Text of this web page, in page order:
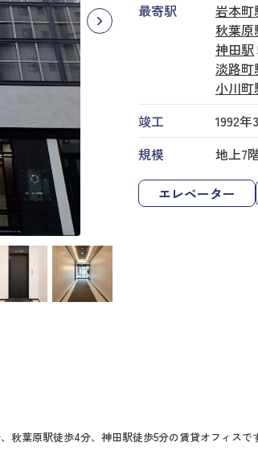
最寄駅
岩本町
秋葉原
神田駅
淡路町
小川町
竣工
1992年
規模
地上7
エレベーター
秋葉原駅徒歩4分、神田駅徒歩5分の賃貸オフィスで